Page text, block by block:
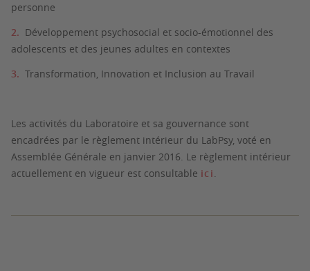
personne
Développement psychosocial et socio-émotionnel des
adolescents et des jeunes adultes en contextes
Transformation, Innovation et Inclusion au Travail
Les activités du Laboratoire et sa gouvernance sont
encadrées par le règlement intérieur du LabPsy, voté en
Assemblée Générale en janvier 2016. Le règlement intérieur
actuellement en vigueur est consultable ici.